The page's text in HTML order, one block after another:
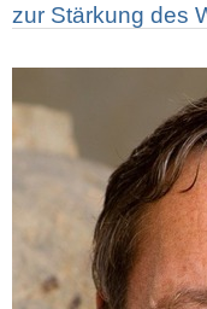
zur Stärkung des